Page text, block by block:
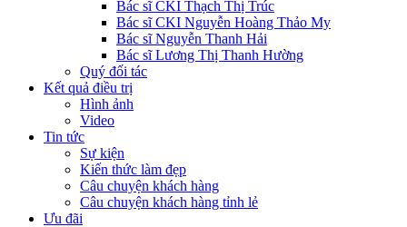
Bác sĩ CKI Thạch Thị Trúc
Bác sĩ CKI Nguyễn Hoàng Thảo My
Bác sĩ Nguyễn Thanh Hải
Bác sĩ Lương Thị Thanh Hường
Quý đối tác
Kết quả điều trị
Hình ảnh
Video
Tin tức
Sự kiện
Kiến thức làm đẹp
Câu chuyện khách hàng
Câu chuyện khách hàng tỉnh lẻ
Ưu đãi